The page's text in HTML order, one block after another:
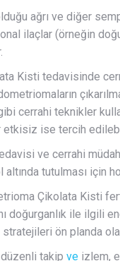
ağrı ve diğer
ilaçlar (örneğin
Kisti tedavisinde
cerrahi teknikler
etkisiz ise tercih
ve cerrahi
tutulması için
Çikolata Kisti
doğurganlık ile ilgili
stratejileri ön planda
takip ve izlem,